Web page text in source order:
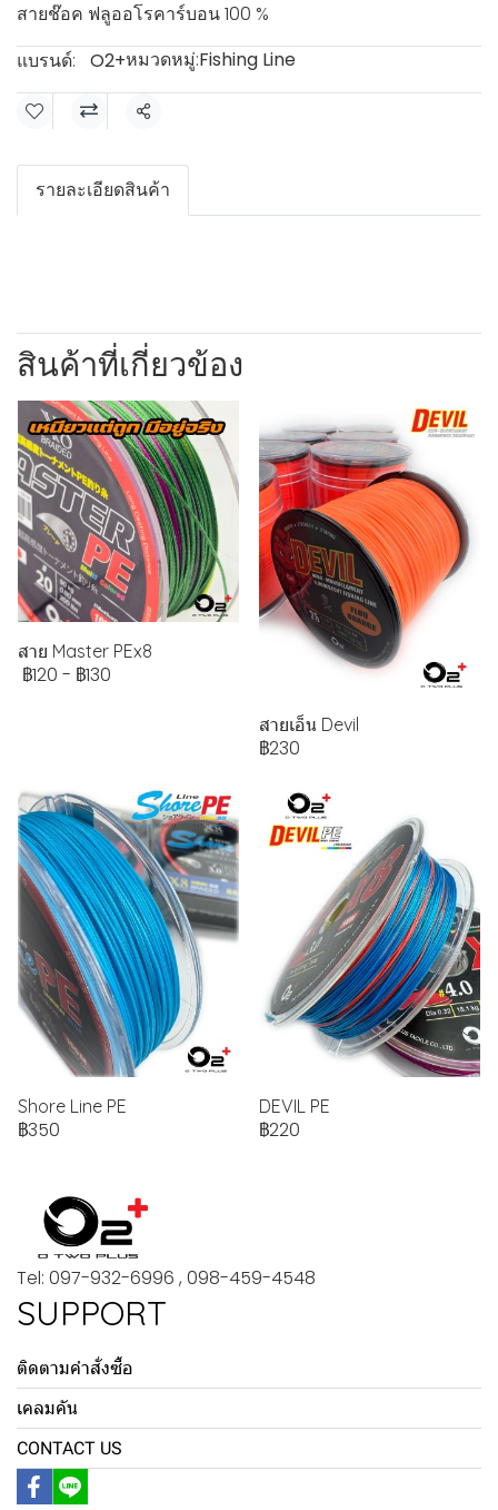
สายช๊อค ฟลูออโรคาร์บอน 100 %
แบรนด์:
O2+หมวดหมู่:Fishing Line
แชร์
รายละเอียดสินค้า
สินค้าที่เกี่ยวข้อง
สาย Master PEx8
฿120 - ฿130
สายเอ็น Devil
฿230
Shore Line PE
฿350
DEVIL PE
฿220
Tel: 097-932-6996 , 098-459-4548
SUPPORT
ติดตามคำสั่งซื้อ
เคลมคัน
CONTACT US